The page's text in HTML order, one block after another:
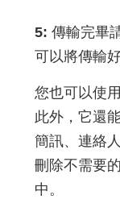
5: 傳輸完畢
可以將傳輸
您也可以使
此外，它還
簡訊、連絡
刪除不需要
中。